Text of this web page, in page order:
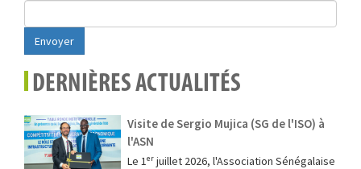
Envoyer
DERNIÈRES ACTUALITÉS
Visite de Sergio Mujica (SG de l'ISO) à
l'ASN
Le 1ᵉʳ juillet 2026, l'Association Sénégalaise